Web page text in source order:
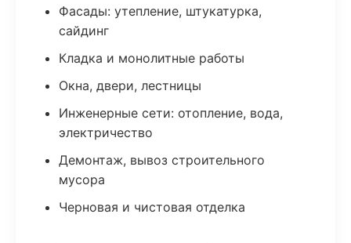
Фасады: утепление, штукатурка,
сайдинг
Кладка и монолитные работы
Окна, двери, лестницы
Инженерные сети: отопление, вода,
электричество
Демонтаж, вывоз строительного
мусора
Черновая и чистовая отделка